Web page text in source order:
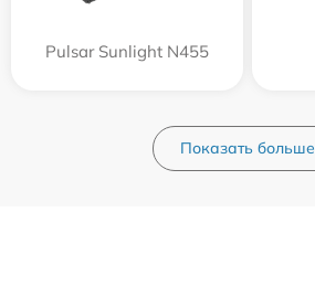
Pulsar Sunlight N455
Показать больше